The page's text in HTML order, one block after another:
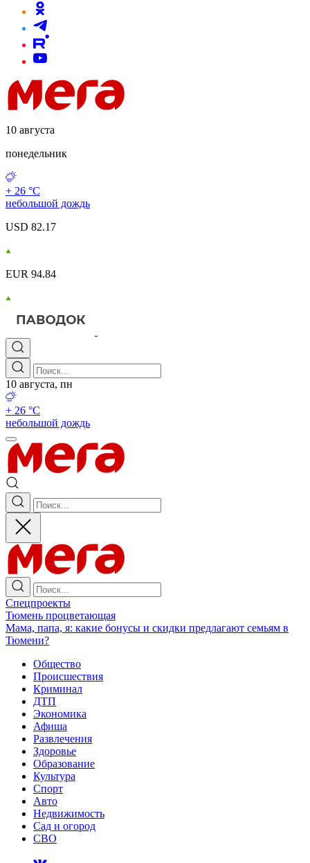
10 августа
понедельник
+ 26 °С
небольшой дождь
USD 82.17
EUR 94.84
10 августа, пн
+ 26 °С
небольшой дождь
Спецпроекты
Тюмень процветающая
Мама, папа, я: какие бонусы и скидки предлагают семьям в
Тюмени?
Общество
Происшествия
Криминал
ДТП
Экономика
Афиша
Развлечения
Здоровье
Образование
Культура
Спорт
Авто
Недвижимость
Сад и огород
СВО